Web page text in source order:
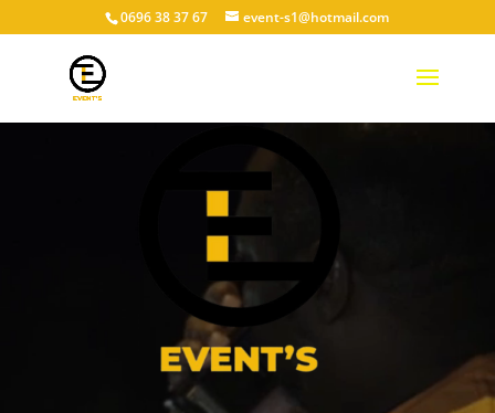
0696 38 37 67 event-s1@hotmail.com